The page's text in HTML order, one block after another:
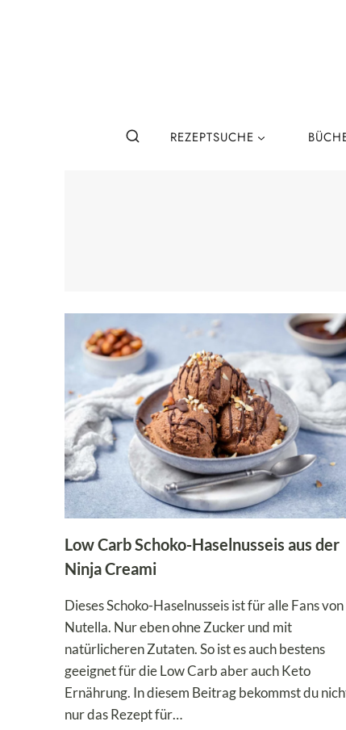
REZEPTSUCHE
Low Carb Schoko-Haselnusseis aus der
Ninja Creami
Dieses Schoko-Haselnusseis ist für alle Fans von
Nutella. Nur eben ohne Zucker und mit
natürlicheren Zutaten. So ist es auch bestens
geeignet für die Low Carb aber auch Keto
Ernährung. In diesem Beitrag bekommst du
nur das Rezept für…